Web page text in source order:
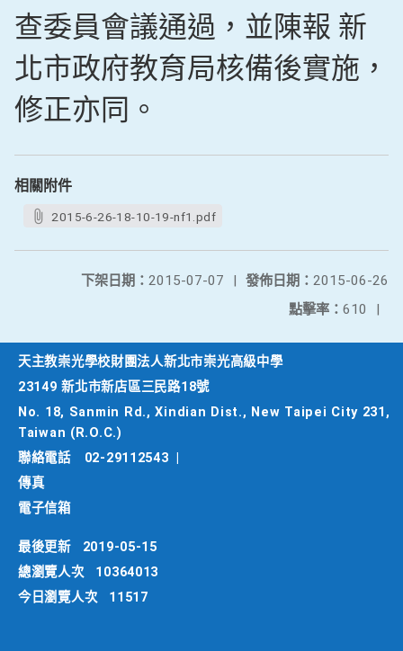
查委員會議通過，並陳報 新
北市政府教育局核備後實施，
修正亦同。
相關附件
2015-6-26-18-10-19-nf1.pdf
發佈日期： 2015-06-26
下架日期： 2015-07-07
|
點擊率： 610 |
天主教崇光學校財團法人新北市崇光高級中學
23149 新北市新店區三民路18號
No. 18, Sanmin Rd., Xindian Dist., New Taipei City 231,
Taiwan (R.O.C.)
聯絡電話
02-29112543
傳真
電子信箱
最後更新
2019-05-15
總瀏覽人次
10364013
今日瀏覽人次
11517